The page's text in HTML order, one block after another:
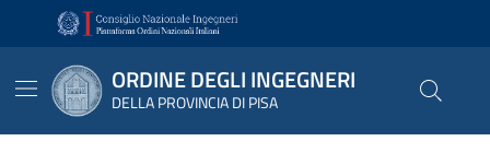
Vai ai contenuti
Vai al footer
ORDINE DEGLI INGEGNERI
DELLA PROVINCIA DI PISA